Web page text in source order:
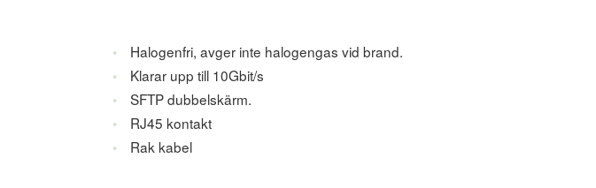
Halogenfri, avger inte halogengas vid brand.
Klarar upp till 10Gbit/s
SFTP dubbelskärm.
RJ45 kontakt
Rak kabel